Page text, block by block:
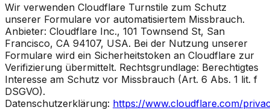
Wir verwenden Cloudflare Turnstile zum Schutz
unserer Formulare vor automatisiertem Missbrauch.
Anbieter: Cloudflare Inc., 101 Townsend St, San
Francisco, CA 94107, USA. Bei der Nutzung unserer
Formulare wird ein Sicherheitstoken an Cloudflare zur
Verifizierung übermittelt. Rechtsgrundlage: Berechtigtes
Interesse am Schutz vor Missbrauch (Art. 6 Abs. 1 lit. f
DSGVO).
Datenschutzerklärung: https://www.cloudflare.com/